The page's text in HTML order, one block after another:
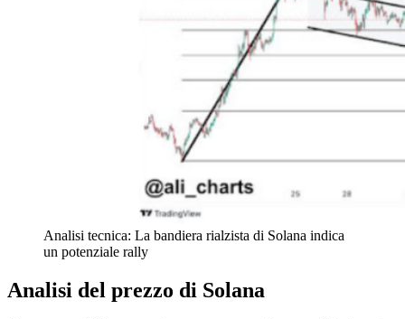
Analisi tecnica: La bandiera rialzista di Solana indica
un potenziale rally
Analisi del prezzo di Solana